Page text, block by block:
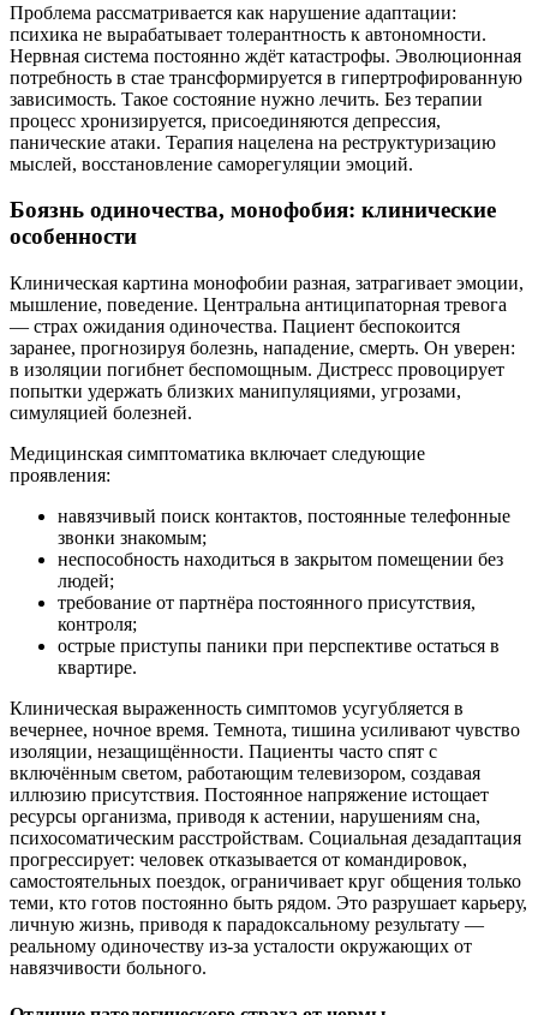
Проблема рассматривается как нарушение адаптации:
психика не вырабатывает толерантность к автономности.
Нервная система постоянно ждёт катастрофы. Эволюционная
потребность в стае трансформируется в гипертрофированную
зависимость. Такое состояние нужно лечить. Без терапии
процесс хронизируется, присоединяются депрессия,
панические атаки. Терапия нацелена на реструктуризацию
мыслей, восстановление саморегуляции эмоций.
Боязнь одиночества, монофобия: клинические
особенности
Клиническая картина монофобии разная, затрагивает эмоции,
мышление, поведение. Центральна антиципаторная тревога
— страх ожидания одиночества. Пациент беспокоится
заранее, прогнозируя болезнь, нападение, смерть. Он уверен:
в изоляции погибнет беспомощным. Дистресс провоцирует
попытки удержать близких манипуляциями, угрозами,
симуляцией болезней.
Медицинская симптоматика включает следующие
проявления:
навязчивый поиск контактов, постоянные телефонные
звонки знакомым;
неспособность находиться в закрытом помещении без
людей;
требование от партнёра постоянного присутствия,
контроля;
острые приступы паники при перспективе остаться в
квартире.
Клиническая выраженность симптомов усугубляется в
вечернее, ночное время. Темнота, тишина усиливают чувство
изоляции, незащищённости. Пациенты часто спят с
включённым светом, работающим телевизором, создавая
иллюзию присутствия. Постоянное напряжение истощает
ресурсы организма, приводя к астении, нарушениям сна,
психосоматическим расстройствам. Социальная дезадаптация
прогрессирует: человек отказывается от командировок,
самостоятельных поездок, ограничивает круг общения только
теми, кто готов постоянно быть рядом. Это разрушает карьеру,
личную жизнь, приводя к парадоксальному результату —
реальному одиночеству из-за усталости окружающих от
навязчивости больного.